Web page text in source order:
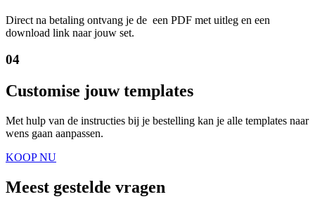
Direct na betaling ontvang je de een PDF met uitleg en een
download link naar jouw set.
04
Customise jouw templates
Met hulp van de instructies bij je bestelling kan je alle templates naar
wens gaan aanpassen.
KOOP NU
Meest gestelde vragen